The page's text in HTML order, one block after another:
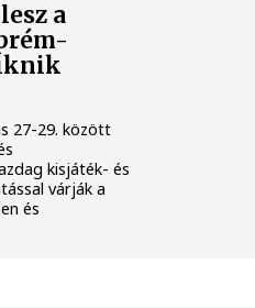
a
27-29. között
kisjáték- és
várják a
és